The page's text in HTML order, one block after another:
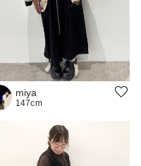
miya
147cm